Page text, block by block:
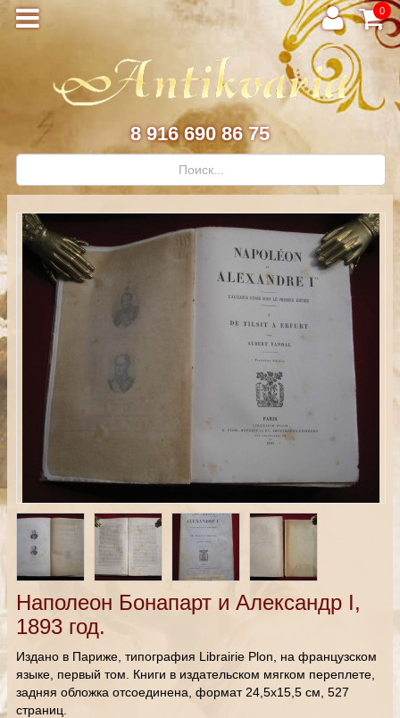
0
8 916 690 86 75
Наполеон Бонапарт и Александр I,
1893 год.
Издано в Париже, типография Librairie Plon, на французском
языке, первый том. Книги в издательском мягком переплете,
задняя обложка отсоединена, формат 24,5х15,5 см, 527
страниц.